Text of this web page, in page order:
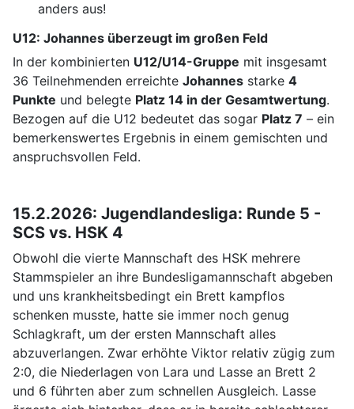
anders aus!
U12: Johannes überzeugt im großen Feld
In der kombinierten U12/U14-Gruppe mit insgesamt
36 Teilnehmenden erreichte Johannes starke 4
Punkte und belegte Platz 14 in der Gesamtwertung.
Bezogen auf die U12 bedeutet das sogar Platz 7 – ein
bemerkenswertes Ergebnis in einem gemischten und
anspruchsvollen Feld.
15.2.2026: Jugendlandesliga: Runde 5 -
SCS vs. HSK 4
Obwohl die vierte Mannschaft des HSK mehrere
Stammspieler an ihre Bundesligamannschaft abgeben
und uns krankheitsbedingt ein Brett kampflos
schenken musste, hatte sie immer noch genug
Schlagkraft, um der ersten Mannschaft alles
abzuverlangen. Zwar erhöhte Viktor relativ zügig zum
2:0, die Niederlagen von Lara und Lasse an Brett 2
und 6 führten aber zum schnellen Ausgleich. Lasse